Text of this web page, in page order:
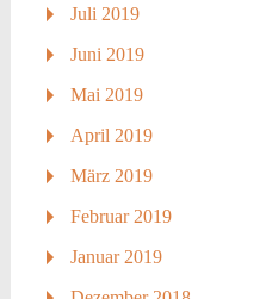
Juli 2019
Juni 2019
Mai 2019
April 2019
März 2019
Februar 2019
Januar 2019